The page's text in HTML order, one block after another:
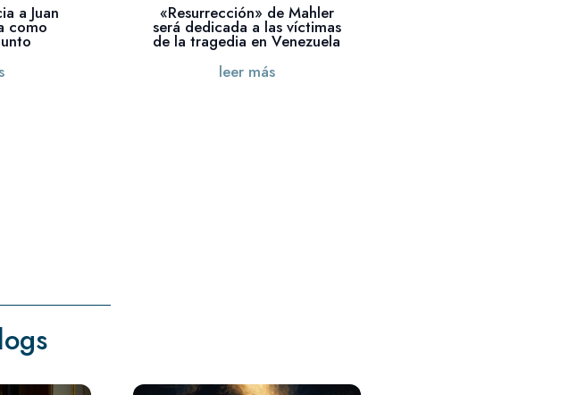
a Juan
como
«Resurrección» de Mahler
será dedicada a las víctimas
de la tragedia en Venezuela
leer más